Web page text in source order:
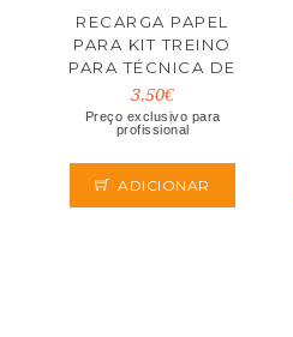
RECARGA PAPEL
PARA KIT TREINO
PARA TÉCNICA DE
CORTE PRO
EUROSTIL
3.50€
Preço exclusivo para
profissional
ADICIONAR